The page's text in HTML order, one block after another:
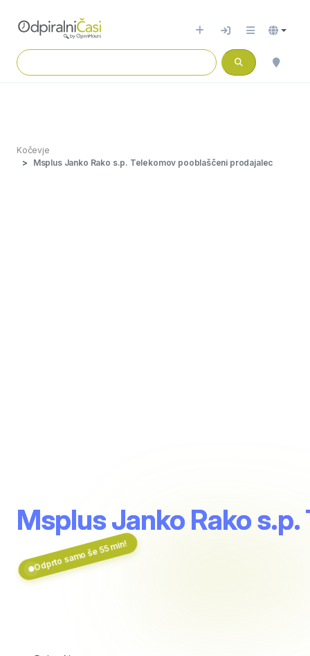
Kočevje
Msplus Janko Rako s.p. Telekomov pooblaščeni prodajalec
Msplus Janko Rako
Odprto samo še 55 min!